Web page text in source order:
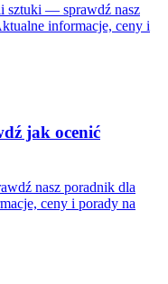
sztuki — sprawdź nasz
informacje, ceny i
jak ocenić
nasz poradnik dla
ceny i porady na